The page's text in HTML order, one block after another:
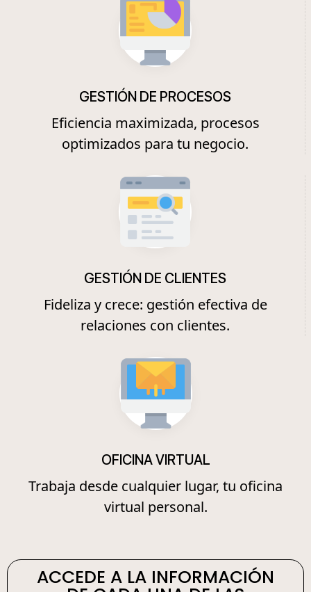
GESTIÓN DE PROCESOS
Eficiencia maximizada, procesos
optimizados para tu negocio.
GESTIÓN DE CLIENTES
Fideliza y crece: gestión efectiva de
relaciones con clientes.
OFICINA VIRTUAL
Trabaja desde cualquier lugar, tu oficina
virtual personal.
ACCEDE A LA INFORMACIÓN